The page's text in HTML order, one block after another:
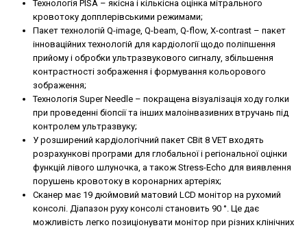
Технологія PISA – якісна і кількісна оцінка мітрального
кровотоку допплерівськими режимами;
Пакет технологій Q-image, Q-beam, Q-flow, X-contrast – пакет
інноваційних технологій для кардіології щодо поліпшення
прийому і обробки ультразвукового сигналу, збільшення
контрастності зображення і формування кольорового
зображення;
Технологія Super Needle – покращена візуалізація ходу голки
при проведенні біопсії та інших малоінвазивних втручань під
контролем ультразвуку;
У розширений кардіологічний пакет CBit 8 VET входять
розрахункові програми для глобальної і регіональної оцінки
функцій лівого шлуночка, а також Stress-Echo для виявлення
порушень кровотоку в коронарних артеріях;
Сканер має 19 дюймовий матовий LCD монітор на рухомий
консолі. Діапазон руху консолі становить 90 °. Це дає
можливість легко позиціонувати монітор при різних клінічних